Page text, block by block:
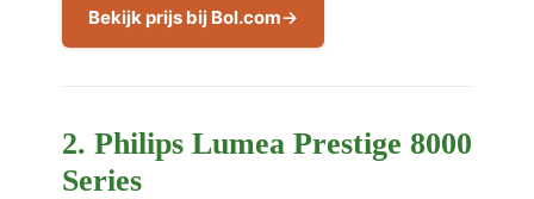
Bekijk prijs bij Bol.com
2. Philips Lumea Prestige 8000
Series